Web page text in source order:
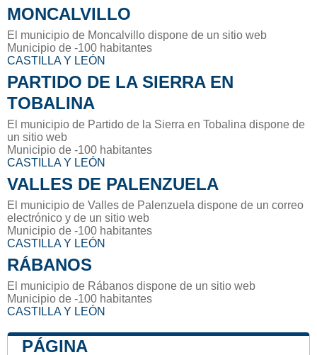
MONCALVILLO
El municipio de Moncalvillo dispone de un sitio web
Municipio de -100 habitantes
CASTILLA Y LEÓN
PARTIDO DE LA SIERRA EN
TOBALINA
El municipio de Partido de la Sierra en Tobalina dispone de
un sitio web
Municipio de -100 habitantes
CASTILLA Y LEÓN
VALLES DE PALENZUELA
El municipio de Valles de Palenzuela dispone de un correo
electrónico y de un sitio web
Municipio de -100 habitantes
CASTILLA Y LEÓN
RÁBANOS
El municipio de Rábanos dispone de un sitio web
Municipio de -100 habitantes
CASTILLA Y LEÓN
PÁGINA